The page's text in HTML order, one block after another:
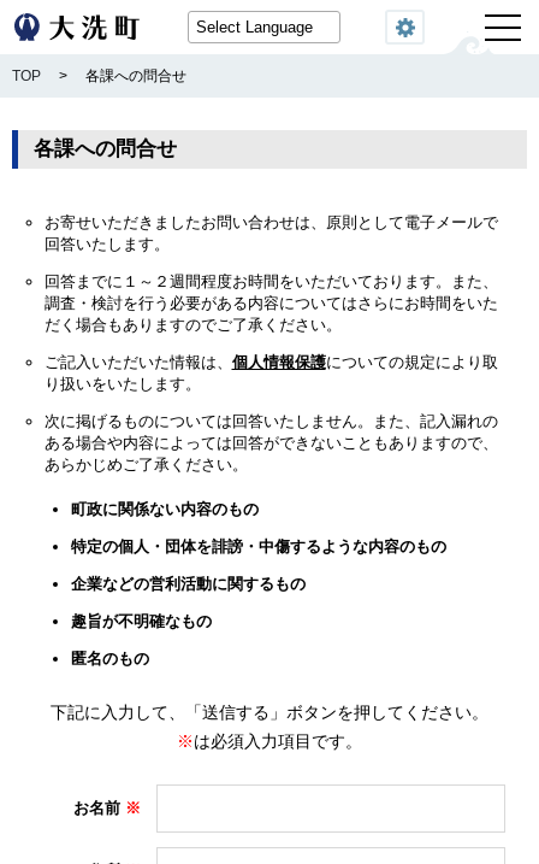
閲覧機能
TOP > 各課への問合せ
各課への問合せ
お寄せいただきましたお問い合わせは、原則として電子メールで
回答いたします。
回答までに１～２週間程度お時間をいただいております。また、
調査・検討を行う必要がある内容についてはさらにお時間をいた
だく場合もありますのでご了承ください。
ご記入いただいた情報は、 個人情報保護についての規定により取
り扱いをいたします。
次に掲げるものについては回答いたしません。また、記入漏れの
ある場合や内容によっては回答ができないこともありますので、
あらかじめご了承ください。
町政に関係ない内容のもの
特定の個人・団体を誹謗・中傷するような内容のもの
企業などの営利活動に関するもの
趣旨が不明確なもの
匿名のもの
下記に入力して、「送信する」ボタンを押してください。
※は必須入力項目です。
お名前